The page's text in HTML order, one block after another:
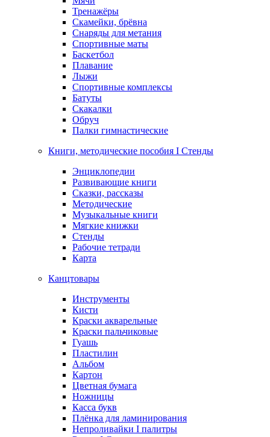
Тренажёры
Скамейки, брёвна
Снаряды для метания
Спортивные маты
Баскетбол
Плавание
Лыжи
Спортивные комплексы
Батуты
Скакалки
Обруч
Палки гимнастические
Книги, методические пособия I Стенды
Энциклопедии
Развивающие книги
Сказки, рассказы
Методические
Музыкальные книги
Мягкие книжки
Стенды
Рабочие тетради
Карта
Канцтовары
Инструменты
Кисти
Краски акварельные
Краски пальчиковые
Гуашь
Пластилин
Альбом
Картон
Цветная бумага
Ножницы
Касса букв
Плёнка для ламинирования
Непроливайки I палитры